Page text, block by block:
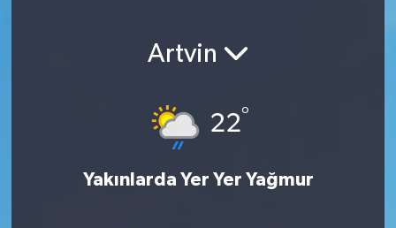
Artvin
22°
Yakınlarda Yer Yer Yağmur